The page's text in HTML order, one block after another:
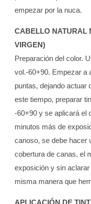
empezar por la nuca.
CABELLO NATURAL
VIRGEN)
Preparación del color.
vol.-60+90. Empezar a
puntas, dejando actuar
este tiempo, preparar
-60+90 y se aplicará el
minutos más de
canoso, se debe hacer
cobertura de canas, el
exposición y sin
misma manera que
APLICACIÓN DE